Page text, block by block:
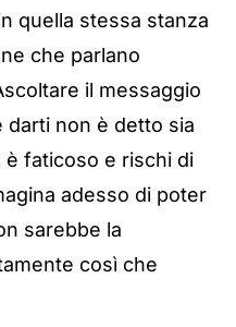
quella stessa stanza
che parlano
il messaggio
darti non è detto sia
è faticoso e rischi di
adesso di poter
sarebbe la
così che